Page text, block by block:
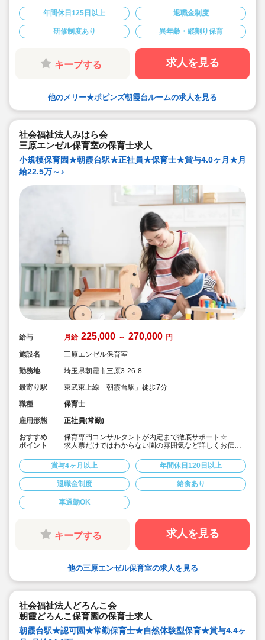
保育園です。男女の性別問わず明るく元気な保育士様ご
活躍されています。
■充実した研修制度があります。経験少ない方も安心して
スタートいただけます。
■残業は少ないです。あった場合もしっかり支給されま
■宿舎借上げ制度も利用可能です。
■入社後は出産などに合わせて産休育休取得や時短制度、
です。
年間休日125日以上 退職金制度
研修制度あり 異年齢・縦割り保育
キープする 求人を見る
他のメリー★ポピンズ朝霞台ルームの求人を見る
社会福祉法人みはら会
三原エンゼル保育室の保育士求人
小規模保育園★朝霞台駅★正社員★保育士★賞与4.0ヶ月★月
給22.5万～♪
給与 月給 225,000 ～ 270,000 円
施設名
三原エンゼル保育室
勤務地
埼玉県朝霞市三原3-26-8
最寄り駅
東武東上線「朝霞台駅」徒歩7分
職種
保育士
雇用形態
正社員(常勤)
おすすめ
ポイント
保育専門コンサルタントが内定まで徹底サポート☆
求人票だけではわからない園の雰囲気など詳しくお伝え
★朝霞台駅/北朝霞駅より徒歩7分！
★人気の小規模保育園の求人です。
★賞与は嬉しい実績4ヶ月♪
★一人一人の個性を伸ばす保育を行っています。
★法人は埼玉県内に複数の保育園を運営しています。福
利厚生も充実！
★アットホームな雰囲気の保育園で一緒に働きません
★WEB面接も可能♪
賞与4ヶ月以上 年間休日120日以上
退職金制度 給食あり
車通勤OK
キープする 求人を見る
他の三原エンゼル保育室の求人を見る
社会福祉法人どろんこ会
朝霞どろんこ保育園の保育士求人
朝霞台駅★認可園★常勤保育士★自然体験型保育★賞与4.4ヶ